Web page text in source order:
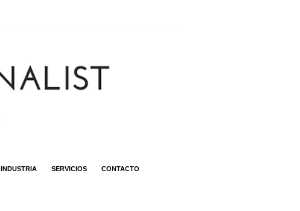
INDUSTRIA SERVICIOS CONTACTO